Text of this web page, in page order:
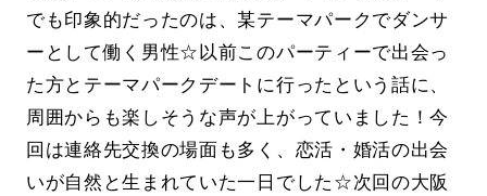
でも印象的だったのは、某テーマパークでダンサ
ーとして働く男性☆以前このパーティーで出会っ
た方とテーマパークデートに行ったという話に、
周囲からも楽しそうな声が上がっていました！今
回は連絡先交換の場面も多く、恋活・婚活の出会
いが自然と生まれていた一日でした☆次回の大阪